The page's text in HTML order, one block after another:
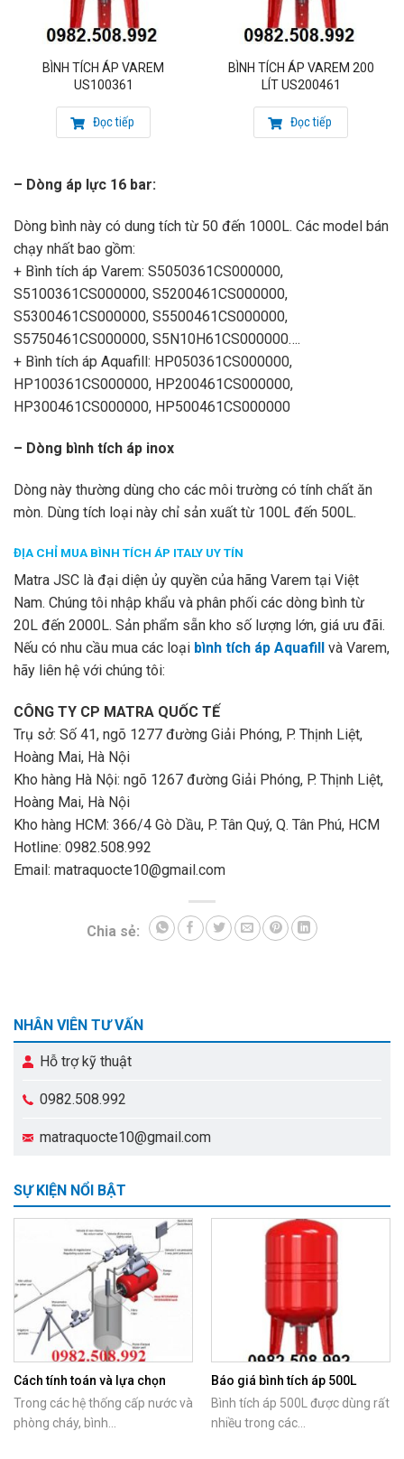
BÌNH TÍCH ÁP VAREM
US100361
Đọc tiếp
BÌNH TÍCH ÁP VAREM 200
LÍT US200461
Đọc tiếp
– Dòng áp lực 16 bar:
Dòng bình này có dung tích từ 50 đến 1000L. Các model bán
chạy nhất bao gồm:
+ Bình tích áp Varem: S5050361CS000000,
S5100361CS000000, S5200461CS000000,
S5300461CS000000, S5500461CS000000,
S5750461CS000000, S5N10H61CS000000….
+ Bình tích áp Aquafill: HP050361CS000000,
HP100361CS000000, HP200461CS000000,
HP300461CS000000, HP500461CS000000
– Dòng bình tích áp inox
Dòng này thường dùng cho các môi trường có tính chất ăn
mòn. Dùng tích loại này chỉ sản xuất từ 100L đến 500L.
ĐỊA CHỈ MUA BÌNH TÍCH ÁP ITALY UY TÍN
Matra JSC là đại diện ủy quyền của hãng Varem tại Việt
Nam. Chúng tôi nhập khẩu và phân phối các dòng bình từ
20L đến 2000L. Sản phẩm sẵn kho số lượng lớn, giá ưu đãi.
Nếu có nhu cầu mua các loại bình tích áp Aquafill và Varem,
hãy liên hệ với chúng tôi:
CÔNG TY CP MATRA QUỐC TẾ
Trụ sở: Số 41, ngõ 1277 đường Giải Phóng, P. Thịnh Liệt,
Hoàng Mai, Hà Nội
Kho hàng Hà Nội: ngõ 1267 đường Giải Phóng, P. Thịnh Liệt,
Hoàng Mai, Hà Nội
Kho hàng HCM: 366/4 Gò Dầu, P. Tân Quý, Q. Tân Phú, HCM
Hotline: 0982.508.992
Email: matraquocte10@gmail.com
Chia sẻ:
NHÂN VIÊN TƯ VẤN
Hỗ trợ kỹ thuật
0982.508.992
matraquocte10@gmail.com
SỰ KIỆN NỔI BẬT
Cách tính toán và lựa chọn
bình tích áp phù hợp với máy
Trong các hệ thống cấp nước và
phòng cháy, bình...
Báo giá bình tích áp 500L
chính hãng Italy
Bình tích áp 500L được dùng rất
nhiều trong các...